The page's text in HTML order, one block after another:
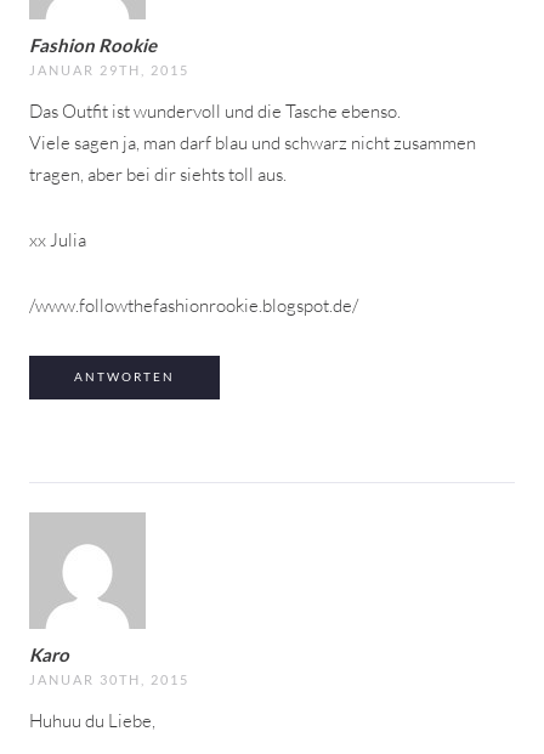
Fashion Rookie
JANUAR 29TH, 2015
Das Outfit ist wundervoll und die Tasche ebenso.
Viele sagen ja, man darf blau und schwarz nicht zusammen
tragen, aber bei dir siehts toll aus.
xx Julia
/www.followthefashionrookie.blogspot.de/
ANTWORTEN
Karo
JANUAR 30TH, 2015
Huhuu du Liebe,